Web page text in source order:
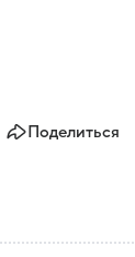
Поделиться